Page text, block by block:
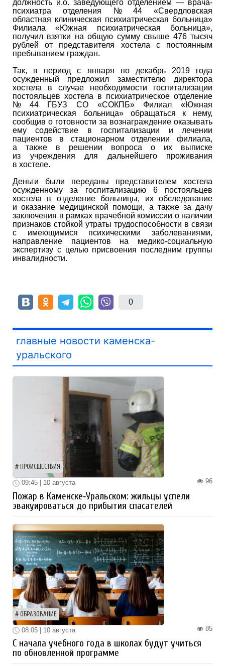
должность и.о. заведующего отделением — врача-
психиатра отделения № 44 «Свердловская
областная клиническая психиатрическая больница»
Филиала «Южная психиатрическая больница»,
получил взятки на общую сумму свыше 476 тысяч
рублей от представителя хостела с постоянным
пребыванием граждан.
Так, в период с января по декабрь 2019 года
осужденный предложил заместителю директора
хостела в случае необходимости госпитализации
постояльцев хостела в психиатрическое отделение
№ 44 ГБУЗ СО «СОКПБ» Филиал «Южная
психиатрическая больница» обращаться к нему,
сообщив о готовности за вознаграждение оказывать
ему содействие в госпитализации и лечении
пациентов в стационарном отделении филиала,
а также в решении вопроса о их выписке
из учреждения для дальнейшего проживания
в хостеле.
Деньги были переданы представителем хостела
осужденному за госпитализацию 6 постояльцев
хостела в отделение больницы, их обследование
и оказание медицинской помощи, а также за дачу
заключения в рамках врачебной комиссии о наличии
признаков стойкой утраты трудоспособности в связи
с имеющимися психическими заболеваниями,
направление пациентов на медико-социальную
экспертизу с целью присвоения последним группы
инвалидности.
0
главные новости каменска-
уральского
ПРОИСШЕСТВИЯ
96
09:45 | 10 августа
Пожар в Каменске‑Уральском: жильцы успели
эвакуироваться до прибытия спасателей
ОБРАЗОВАНИЕ
85
08:05 | 10 августа
С начала учебного года в школах будут учиться
по обновленной программе